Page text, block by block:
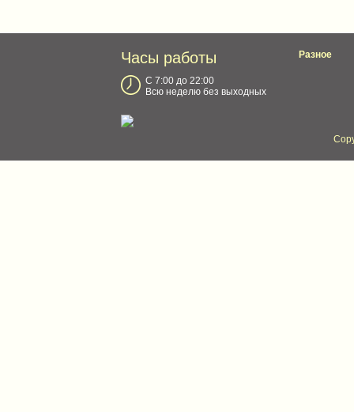
Часы работы
С 7:00 до 22:00
Всю неделю без выходных
Разное